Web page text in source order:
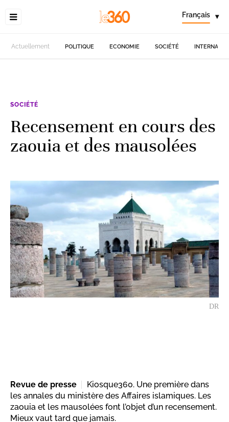
Français ▾
Actuellement POLITIQUE ECONOMIE SOCIÉTÉ
SOCIÉTÉ
Recensement en cours des
zaouia et des mausolées
DR
Revue de presse
Kiosque360. Une première dans
les annales du ministère des Affaires islamiques. Les
zaouia et les mausolées font l’objet d’un recensement.
Mieux vaut tard que jamais.